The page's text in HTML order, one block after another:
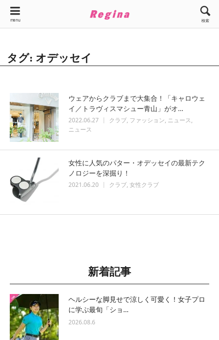
menu 検索
タグ: オデッセイ
ウェアからクラブまで大集合！「キャロウェ
イ／トラヴィスマシュー青山」がオ…
2022.06.27 クラブ ファッション ニュース
ニュース
女性に人気のパター・オデッセイの最新テク
ノロジーを深掘り！
2021.06.20 クラブ 女性クラブ
新着記事
ヘルシーな脚見せで涼しく可愛く！女子プロ
に学ぶ最旬「ショ…
2026.08.6